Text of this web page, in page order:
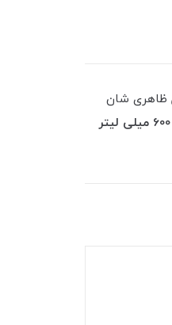
ظاهری شان
ظرف دربدار مستطیل 600 میلی لیتر